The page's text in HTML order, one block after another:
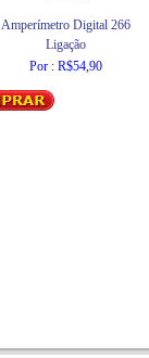
Amperímetro Digital 266
Ligação
Por : R$54,90